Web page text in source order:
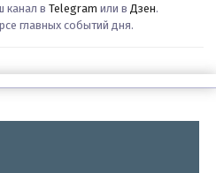
канал в Telegram или в Дзен.
главных событий дня.